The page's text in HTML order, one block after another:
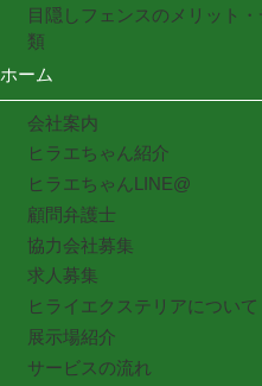
目隠しフェンスのメリット
類
ホーム
会社案内
ヒラエちゃん紹介
ヒラエちゃんLINE@
顧問弁護士
協力会社募集
求人募集
ヒライエクステリアについて
展示場紹介
サービスの流れ